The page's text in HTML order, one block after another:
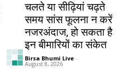
चलते या सीढ़ियां चढ़ते
समय सांस फूलना न करें
नजरअंदाज, हो सकता है
इन बीमारियों का संकेत
Birsa Bhumi Live -
August 8, 2026